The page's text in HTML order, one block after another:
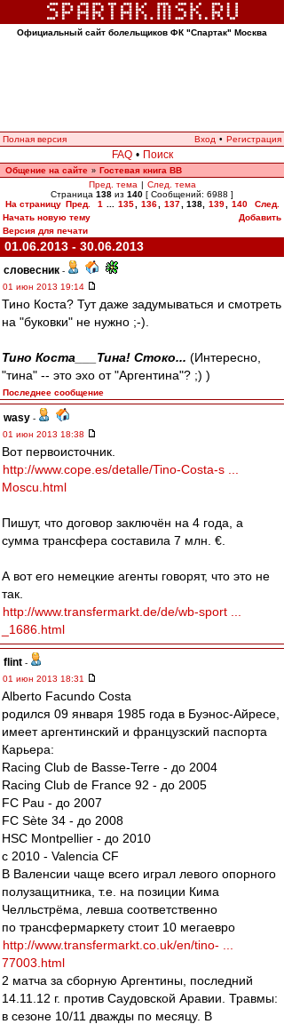
Официальный сайт болельщиков ФК "Спартак" Москва
Полная версия Вход • Регистрация
FAQ • Поиск
Общение на сайте » Гостевая книга ВВ
Пред. тема | След. тема
Страница 138 из 140 [ Сообщений: 6988 ]
На страницу Пред. 1 135 136 137 138, 139 140
След.
Начать новую тему
Добавить
Версия для печати
01.06.2013 - 30.06.2013
словесник -
01 июн 2013 19:14
Тино Коста? Тут даже задумываться и смотреть
на "буковки" не нужно ;-).
Тино Коста___Тина! Стоко... (Интересно,
"тина" -- это эхо от "Аргентина"? ;) )
Последнее сообщение
wasy -
01 июн 2013 18:38
Вот первоисточник.
http://www.cope.es/detalle/Tino-Costa-s ...
Moscu.html
Пишут, что договор заключён на 4 года, а
сумма трансфера составила 7 млн. €.
А вот его немецкие агенты говорят, что это не
так.
http://www.transfermarkt.de/de/wb-sport ...
_1686.html
flint -
01 июн 2013 18:31
Alberto Facundo Costa
родился 09 января 1985 года в Буэнос-Айресе,
имеет аргентинский и французский паспорта
Карьера:
Racing Club de Basse-Terre - до 2004
Racing Club de France 92 - до 2005
FC Pau - до 2007
FC Sète 34 - до 2008
HSC Montpellier - до 2010
с 2010 - Valencia CF
В Валенсии чаще всего играл левого опорного
полузащитника, т.е. на позиции Кима
Челльстрёма, левша соответственно
по трансфермаркету стоит 10 мегаевро
http://www.transfermarkt.co.uk/en/tino- ...
77003.html
2 матча за сборную Аргентины, последний
14.11.12 г. против Саудовской Аравии. Травмы:
в сезоне 10/11 дважды по месяцу. В